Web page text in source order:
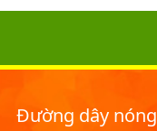
Đường dây